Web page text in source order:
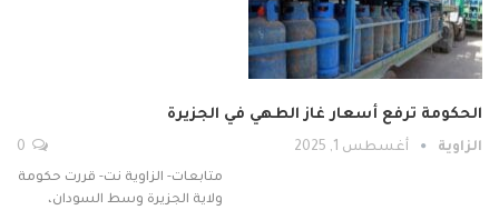
الحكومة ترفع أسعار غاز الطهي في الجزيرة
الزاوية أغسطس 1, 2025
متابعات- الزاوية نت- قررت حكومة
ولاية الجزيرة وسط السودان،